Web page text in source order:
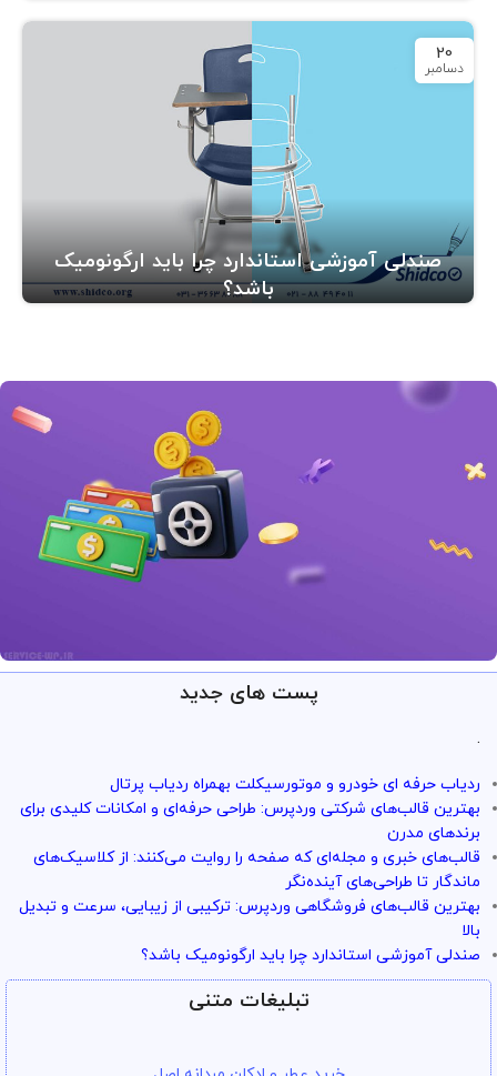
20
دسامبر
صندلی آموزشی استاندارد چرا باید ارگونومیک
باشد؟
با خیال راحت میتونی از خدمات و سرویس ها استفاده کنی
پست های جدید
.
ردیاب حرفه ای خودرو و موتورسیکلت بهمراه ردیاب پرتال
بهترین قالب‌های شرکتی وردپرس: طراحی حرفه‌ای و امکانات کلیدی برای
برندهای مدرن
قالب‌های خبری و مجله‌ای که صفحه را روایت می‌کنند: از کلاسیک‌های
ماندگار تا طراحی‌های آینده‌نگر
بهترین قالب‌های فروشگاهی وردپرس: ترکیبی از زیبایی، سرعت و تبدیل
بالا
صندلی آموزشی استاندارد چرا باید ارگونومیک باشد؟
تبلیغات متنی